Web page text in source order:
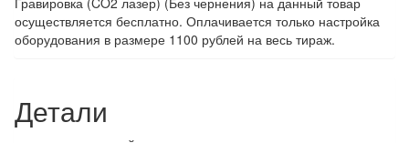
осуществляется бесплатно. Оплачивается только настройка
оборудования в размере 1100 рублей на весь тираж.
Детали